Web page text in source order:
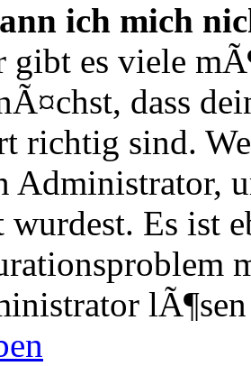
ich mich
es viele
dass
richtig sind.
Administrator,
wurdest. Es ist
lÃ¶sen